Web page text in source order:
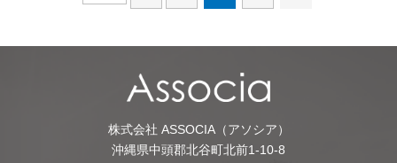
株式会社 ASSOCIA（アソシア）
沖縄県中頭郡北谷町北前1-10-8